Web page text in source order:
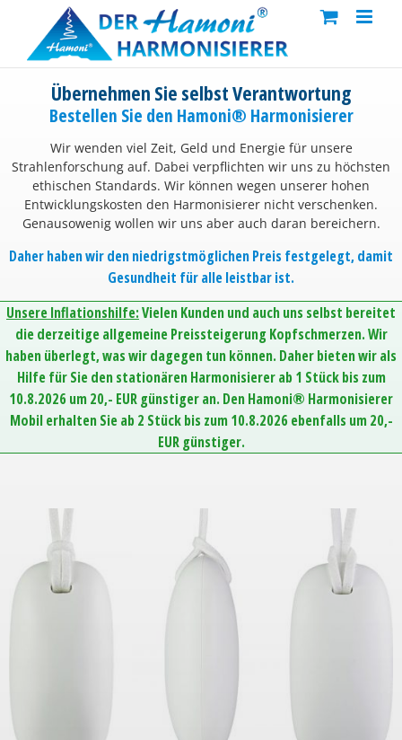
content
Übernehmen Sie selbst Verantwortung
Bestellen Sie den Hamoni® Harmonisierer
Wir wenden viel Zeit, Geld und Energie für unsere
Strahlenforschung auf. Dabei verpflichten wir uns zu höchsten
ethischen Standards. Wir können wegen unserer hohen
Entwicklungskosten den Harmonisierer nicht verschenken.
Genausowenig wollen wir uns aber auch daran bereichern.
Daher haben wir den niedrigstmöglichen Preis festgelegt, damit
Gesundheit für alle leistbar ist.
Unsere Inflationshilfe:Vielen Kunden und auch uns selbst bereitet
die derzeitige allgemeine Preissteigerung Kopfschmerzen. Wir
haben überlegt, was wir dagegen tun können. Daher bieten wir als
Hilfe für Sie den stationären Harmonisierer ab 1 Stück bis zum
10.8.2026 um 20,- EUR günstiger an. Den Hamoni® Harmonisierer
Mobil erhalten Sie ab 2 Stück bis zum 10.8.2026 ebenfalls um 20,-
EUR günstiger.